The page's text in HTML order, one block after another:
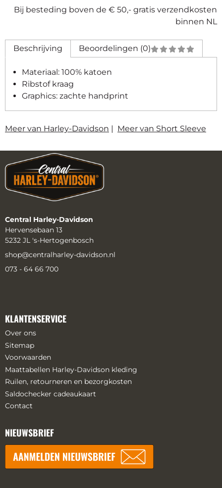
Bij besteding boven de € 50,- gratis verzendkosten
binnen NL
Beschrijving Beoordelingen (0)
Materiaal: 100% katoen
Ribstof kraag
Graphics: zachte handprint
Meer van Harley-Davidson | Meer van Short Sleeve
Central Harley-Davidson
Hervensebaan 13
5232 JL 's-Hertogenbosch
shop@centralharley-davidson.nl
073 - 64 66 700
KLANTENSERVICE
Over ons
Sitemap
Voorwaarden
Maattabellen Harley-Davidson kleding
Ruilen, retourneren en bezorgkosten
Saldochecker cadeaukaart
Contact
NIEUWSBRIEF